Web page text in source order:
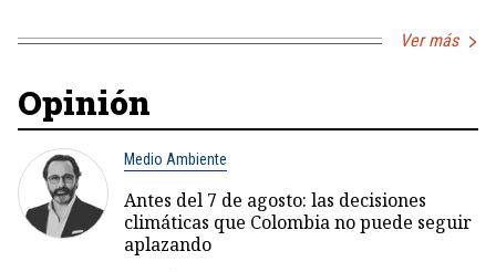
Ver más
Opinión
Medio Ambiente
Antes del 7 de agosto: las decisiones
climáticas que Colombia no puede seguir
aplazando